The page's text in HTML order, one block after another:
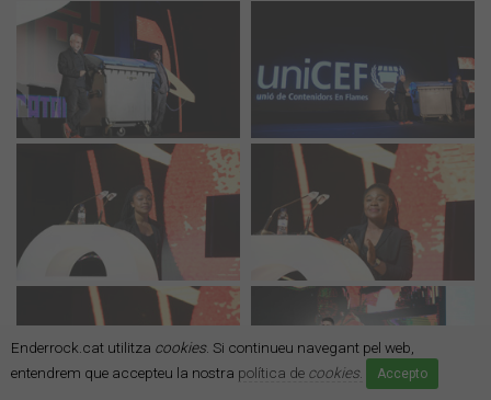
Enderrock.cat utilitza cookies. Si continueu navegant pel web,
entendrem que accepteu la nostra política de cookies. Accepto